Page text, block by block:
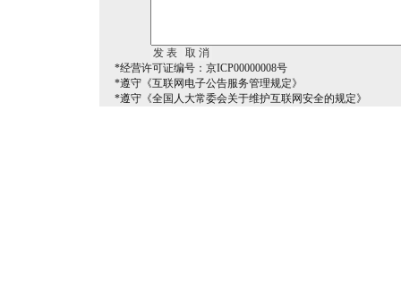
*经营许可证编号：京ICP00000008号
*遵守《互联网电子公告服务管理规定》
*遵守《全国人大常委会关于维护互联网安全的规定》